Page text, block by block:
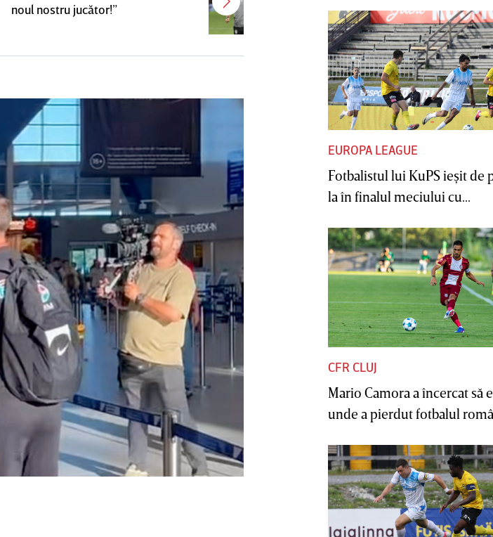
noul nostru jucător!”
CFR Cluj! Alţi 3 jucători sunt OUT
EUROPA LEAGUE
Fotbalistul lui KuPS ieşit de
la în finalul meciului cu...
CFR CLUJ
Mario Camora a încercat să
unde a pierdut fotbalul